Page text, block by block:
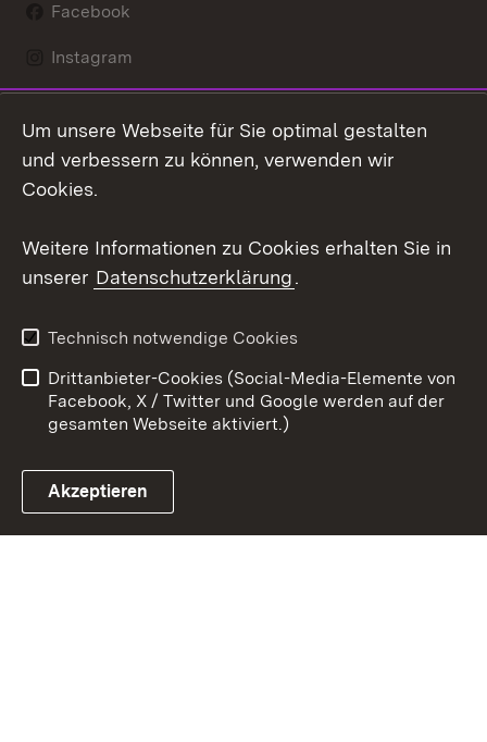
Facebook
Instagram
Mastodon
Youtube
Link zum Landesportal
Kontakt
Datenschutz
Barrierefreiheit
Impressum Cookies
Um unsere Webseite für Sie optimal gestalten
und verbessern zu können, verwenden wir
Cookies.
Weitere Informationen zu Cookies erhalten Sie in
unserer Datenschutzerklärung.
Technisch notwendige Cookies
Drittanbieter-Cookies (Social-Media-Elemente von
Facebook, X / Twitter und Google werden auf der
gesamten Webseite aktiviert.)
Akzeptieren